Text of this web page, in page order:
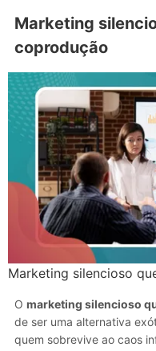
Marketing
coprodução
Marketing silencioso
O marketing silencioso
de ser uma alternativa
quem sobrevive ao caos